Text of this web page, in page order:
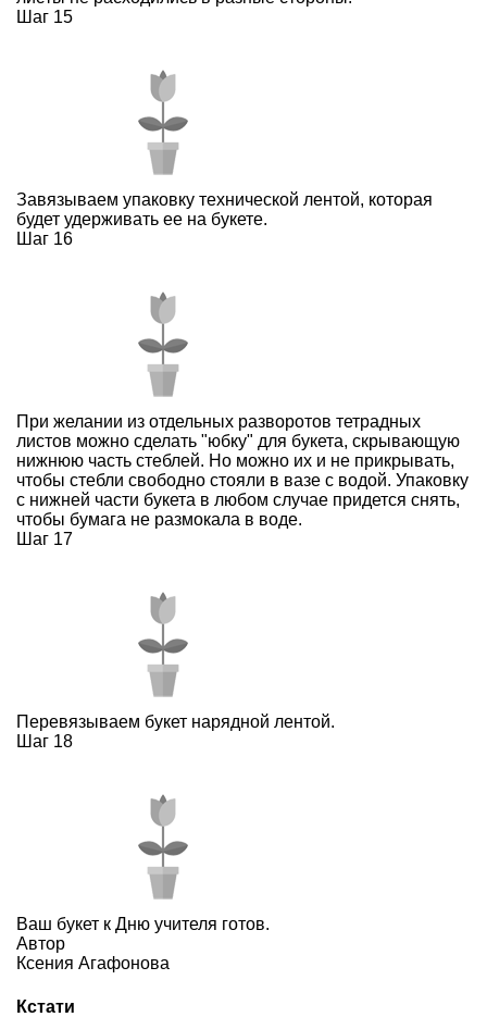
Шаг 15
Завязываем упаковку технической лентой, которая
будет удерживать ее на букете.
Шаг 16
При желании из отдельных разворотов тетрадных
листов можно сделать "юбку" для букета, скрывающую
нижнюю часть стеблей. Но можно их и не прикрывать,
чтобы стебли свободно стояли в вазе с водой. Упаковку
с нижней части букета в любом случае придется снять,
чтобы бумага не размокала в воде.
Шаг 17
Перевязываем букет нарядной лентой.
Шаг 18
Ваш букет к Дню учителя готов.
Автор
Ксения Агафонова
Кстати